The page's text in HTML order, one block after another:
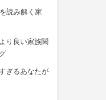
読み解く家
り良い家族関
ぎるあなたが